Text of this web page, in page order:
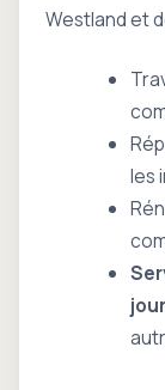
Westland et
les